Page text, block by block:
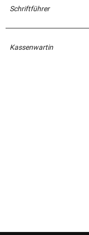
Schriftführer
Kassenwartin